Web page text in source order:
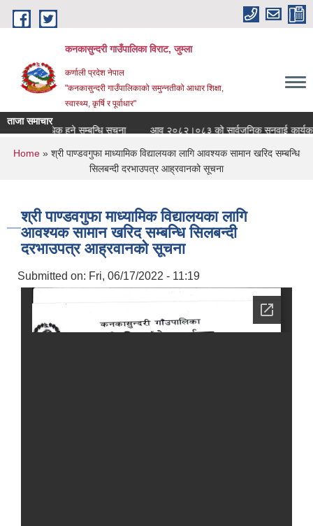
Skip to main content
कनकासुन्दरी गाउँपालिका विराट, जुम्ला
कर्णाली प्रदेश नेपाल
"कनकासुन्दरी गाउँपालिकाको समुन्नतीको आधार शिक्षा,
स्वास्थ्य, कृर्षि र पूर्वाधार"
ताजा समाचार
अद्यावधिक हुने सम्बन्धि सुचना
आव २०८२।०८३ को सार्वजनिक सुनुवाई कार्यक्रम
You are here
Home » श्री पाण्डवगुफा माध्यामिक विद्यालयका लागि आवश्यक सामान खरिद सम्बन्धि
सिलबन्दी दरभाउपत्र आह्रवानको सूचना
श्री पाण्डवगुफा माध्यामिक विद्यालयका लागि
आवश्यक सामान खरिद सम्बन्धि सिलबन्दी
दरभाउपत्र आह्रवानको सूचना
Submitted on: Fri, 06/17/2022 - 11:19